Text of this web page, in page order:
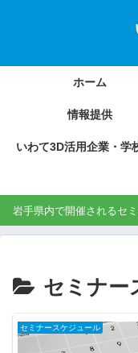
ホーム
情報提供
岩手県内で開催されるセ
セミナー
セミナースケジュール